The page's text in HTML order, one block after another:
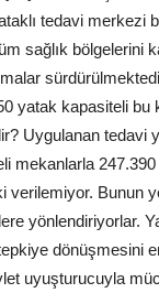
tedavi merkezi
sağlık bölgelerini
yatak kapasiteli bu
Uygulanan tedavi
mekanlarla 247.390
verilemiyor. Bunun
yönlendiriyorlar.
dönüşmesini
uyuşturucuyla